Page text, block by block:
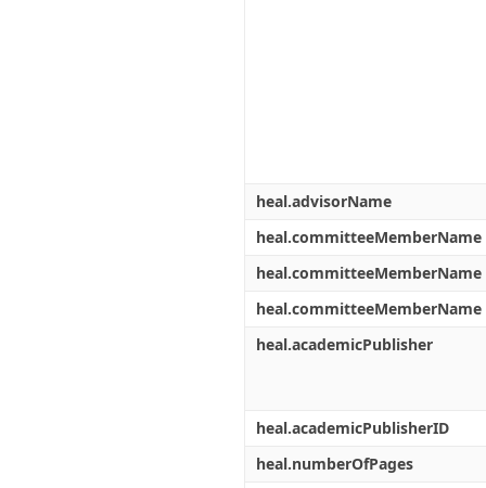
heal.advisorName
heal.committeeMemberName
heal.committeeMemberName
heal.committeeMemberName
heal.academicPublisher
heal.academicPublisherID
heal.numberOfPages